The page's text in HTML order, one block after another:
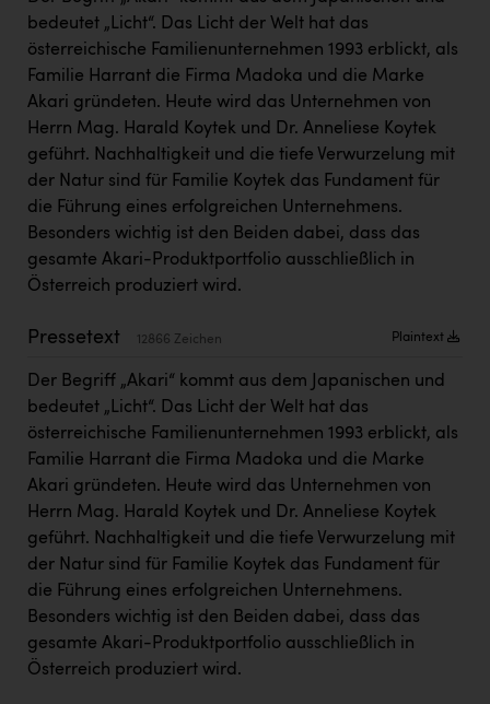
KIWI Kinderwunsch Institut Dr. Loimer
KLIPP Frisör
Kleider Bauer
Kremsmüller Anlagenbau GmbH
Maximarkt
Oldtimer Raststationen und Motorhotels
Passage Linz
PEZ
PÜSPÖK
RE/MAX Welcome
Resch&Frisch
RUBBLE MASTER
bedeutet „Licht“. Das Licht der Welt hat das
österreichische Familienunternehmen 1993 erblickt, als
Familie Harrant die Firma Madoka und die Marke
Akari gründeten. Heute wird das Unternehmen von
Herrn Mag. Harald Koytek und Dr. Anneliese Koytek
geführt. Nachhaltigkeit und die tiefe Verwurzelung mit
der Natur sind für Familie Koytek das Fundament für
die Führung eines erfolgreichen Unternehmens.
Besonders wichtig ist den Beiden dabei, dass das
gesamte Akari-Produktportfolio ausschließlich in
Österreich produziert wird.
Pressetext 12866 Zeichen Plaintext
Der Begriff „Akari“ kommt aus dem Japanischen und
bedeutet „Licht“. Das Licht der Welt hat das
österreichische Familienunternehmen 1993 erblickt, als
Familie Harrant die Firma Madoka und die Marke
Akari gründeten. Heute wird das Unternehmen von
Herrn Mag. Harald Koytek und Dr. Anneliese Koytek
geführt. Nachhaltigkeit und die tiefe Verwurzelung mit
der Natur sind für Familie Koytek das Fundament für
die Führung eines erfolgreichen Unternehmens.
Besonders wichtig ist den Beiden dabei, dass das
gesamte Akari-Produktportfolio ausschließlich in
Österreich produziert wird.